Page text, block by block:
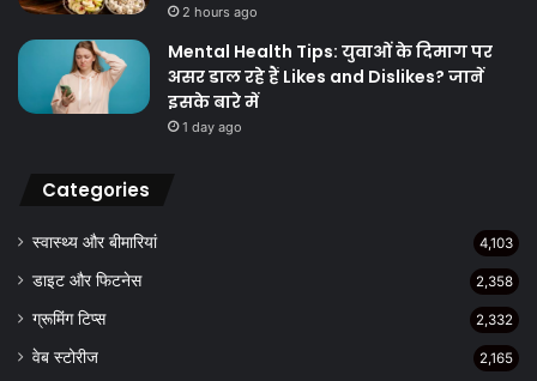
2 hours ago
Mental Health Tips: युवाओं के दिमाग पर
असर डाल रहे हैं Likes and Dislikes? जानें
इसके बारे में
1 day ago
Categories
स्वास्थ्य और बीमारियां 4,103
डाइट और फिटनेस 2,358
ग्रूमिंग टिप्स 2,332
वेब स्टोरीज 2,165